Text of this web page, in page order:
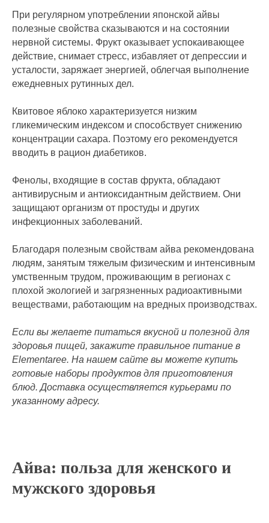
При регулярном употреблении японской айвы
полезные свойства сказываются и на состоянии
нервной системы. Фрукт оказывает успокаивающее
действие, снимает стресс, избавляет от депрессии и
усталости, заряжает энергией, облегчая выполнение
ежедневных рутинных дел.
Квитовое яблоко характеризуется низким
гликемическим индексом и способствует снижению
концентрации сахара. Поэтому его рекомендуется
вводить в рацион диабетиков.
Фенолы, входящие в состав фрукта, обладают
антивирусным и антиоксидантным действием. Они
защищают организм от простуды и других
инфекционных заболеваний.
Благодаря полезным свойствам айва рекомендована
людям, занятым тяжелым физическим и интенсивным
умственным трудом, проживающим в регионах с
плохой экологией и загрязненных радиоактивными
веществами, работающим на вредных производствах.
Если вы желаете питаться вкусной и полезной для
здоровья пищей, закажите правильное питание в
Elementaree. На нашем сайте вы можете купить
готовые наборы продуктов для приготовления
блюд. Доставка осуществляется курьерами по
указанному адресу.
Айва: польза для женского и
мужского здоровья